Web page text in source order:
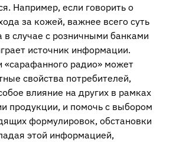
Например, если говорить о
за кожей, важнее всего суть
в случае с розничными банками
источник информации.
«сарафанного радио» может
свойства потребителей,
влияние на других в рамках
продукции, и помочь с выбором
формулировок, обстановки
этой информацией,